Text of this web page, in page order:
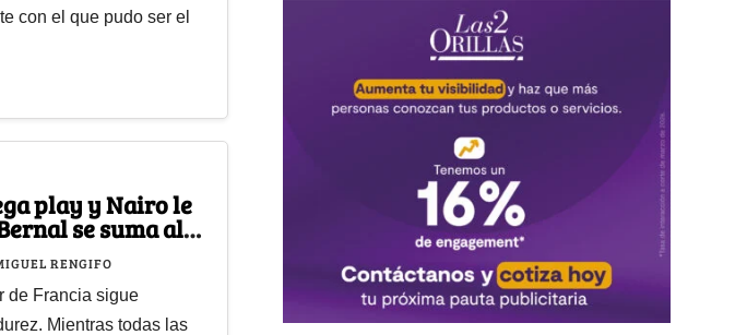
con el que pudo ser el
play y Nairo le
se suma al
RENGIFO
de Francia sigue
Mientras todas las